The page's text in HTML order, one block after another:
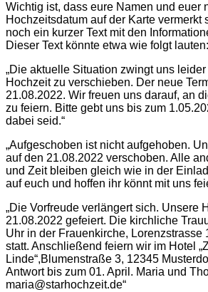
Wichtig ist, dass eure Namen und euer
Hochzeitsdatum auf der Karte vermerkt
noch ein kurzer Text mit den
Dieser Text könnte etwa wie folgt lauten:
„Die aktuelle Situation zwingt uns
Hochzeit zu verschieben. Der neue
21.08.2022. Wir freuen uns darauf, an
zu feiern. Bitte gebt uns bis zum
dabei seid.“
„Aufgeschoben ist nicht aufgehoben.
auf den 21.08.2022 verschoben. Alle
und Zeit bleiben gleich wie in der
auf euch und hoffen ihr könnt mit uns
„Die Vorfreude verlängert sich. Unsere
21.08.2022 gefeiert. Die kirchliche
Uhr in der Frauenkirche, Lorenzstrasse
statt. Anschließend feiern wir im Hotel
Linde“,Blumenstraße 3, 12345
Antwort bis zum 01. April. Maria und
maria@starhochzeit.de“